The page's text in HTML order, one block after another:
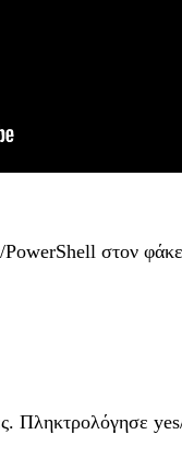
στον
Πληκτρολόγησε